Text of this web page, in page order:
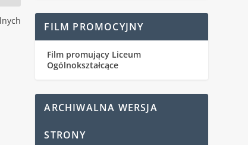
FILM PROMOCYJNY
Film promujący Liceum
Ogólnokształcące
ARCHIWALNA WERSJA
STRONY